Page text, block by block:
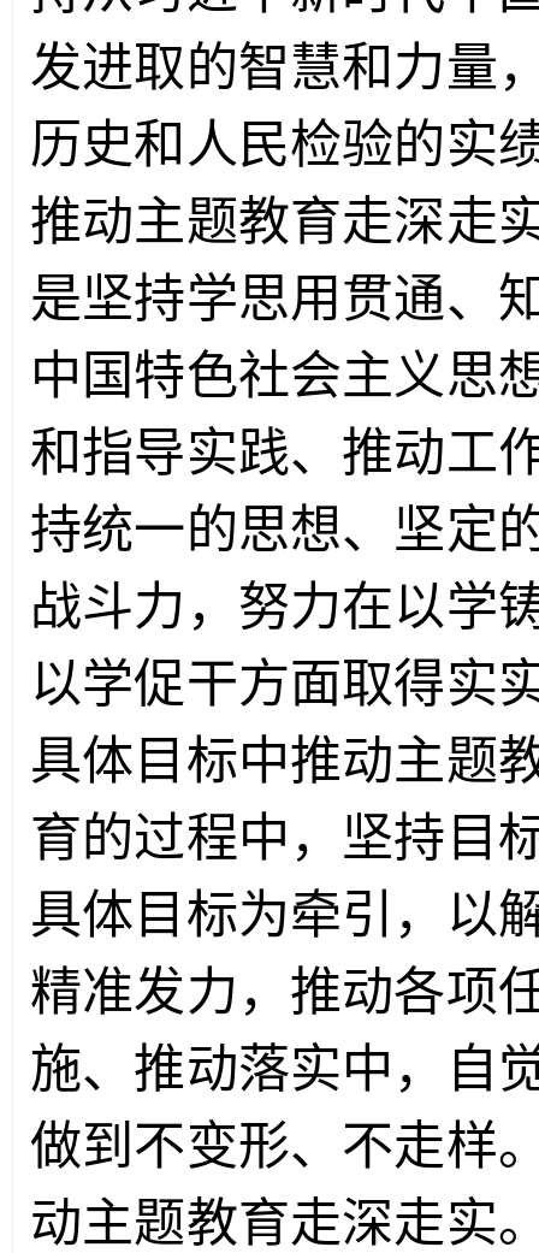
发进取的智慧和力量
历史和人民检验的实
推动主题教育走深走
是坚持学思用贯通、
中国特色社会主义思
和指导实践、推动工
持统一的思想、坚定
战斗力，努力在以学
以学促干方面取得实
具体目标中推动主题
育的过程中，坚持目
具体目标为牵引，以
精准发力，推动各项
施、推动落实中，自
做到不变形、不走样
动主题教育走深走实